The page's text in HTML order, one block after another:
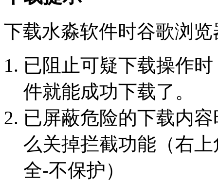
下载水淼软件时谷歌浏
已阻止可疑下载操作
件就能成功下载了。
已屏蔽危险的下载内
么关掉拦截功能（右
全-不保护）